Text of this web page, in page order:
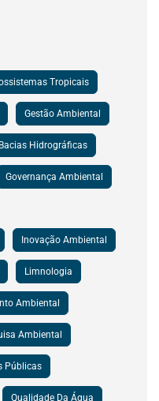
Tropicais
Gestão Ambiental
Hidrográficas
Governança Ambiental
Inovação Ambiental
Limnologia
Ambiental
Ambiental
Públicas
Qualidade Da Água